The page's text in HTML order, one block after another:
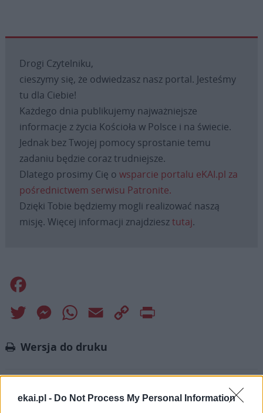
ekai.pl - Do Not Process My Personal Information
Drogi Czytelniku,
cieszymy się, że odwiedzasz nasz portal. Jesteśmy
tu dla Ciebie!
Każdego dnia publikujemy najważniejsze
informacje z życia Kościoła w Polsce i na świecie.
Jednak bez Twojej pomocy sprostanie temu
zadaniu będzie coraz trudniejsze.
Dlatego prosimy Cię o wsparcie portalu eKAI.pl za
pośrednictwem serwisu Patronite.
Dzięki Tobie będziemy mogli realizować naszą
misję. Więcej informacji znajdziesztutaj.
Twitter MessengerWhatsApp
Email
Copy
Wersja do druku
Tagi: BARI BAZYLIKA